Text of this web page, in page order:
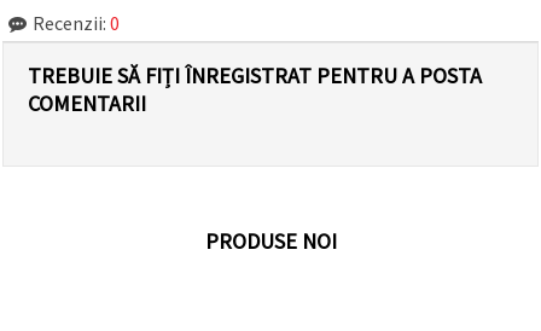
Recenzii: 0
TREBUIE SĂ FIȚI ÎNREGISTRAT PENTRU A POSTA
COMENTARII
PRODUSE NOI